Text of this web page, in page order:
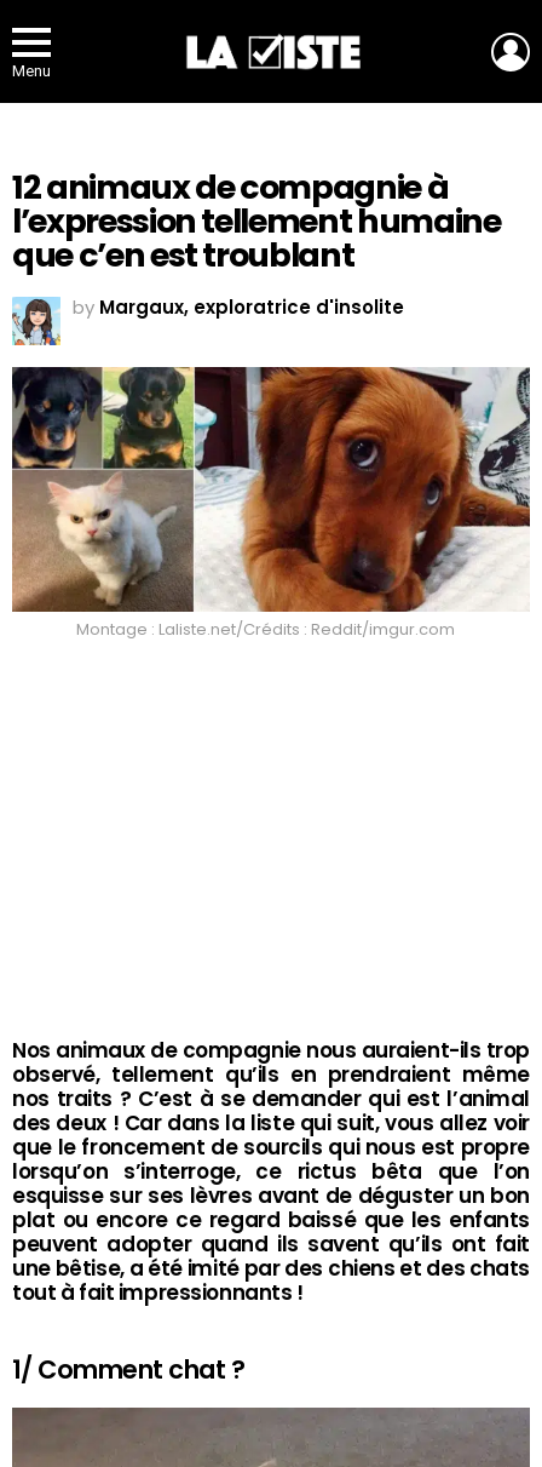
Menu
12 animaux de compagnie à
l’expression tellement humaine
que c’en est troublant
by Margaux, exploratrice d'insolite
Montage : Laliste.net/Crédits : Reddit/imgur.com
Nos animaux de compagnie nous auraient-ils trop
observé, tellement qu’ils en prendraient même
nos traits ? C’est à se demander qui est l’animal
des deux ! Car dans la liste qui suit, vous allez voir
que le froncement de sourcils qui nous est propre
lorsqu’on s’interroge, ce rictus bêta que l’on
esquisse sur ses lèvres avant de déguster un bon
plat ou encore ce regard baissé que les enfants
peuvent adopter quand ils savent qu’ils ont fait
une bêtise, a été imité par des chiens et des chats
tout à fait impressionnants !
1/ Comment chat ?